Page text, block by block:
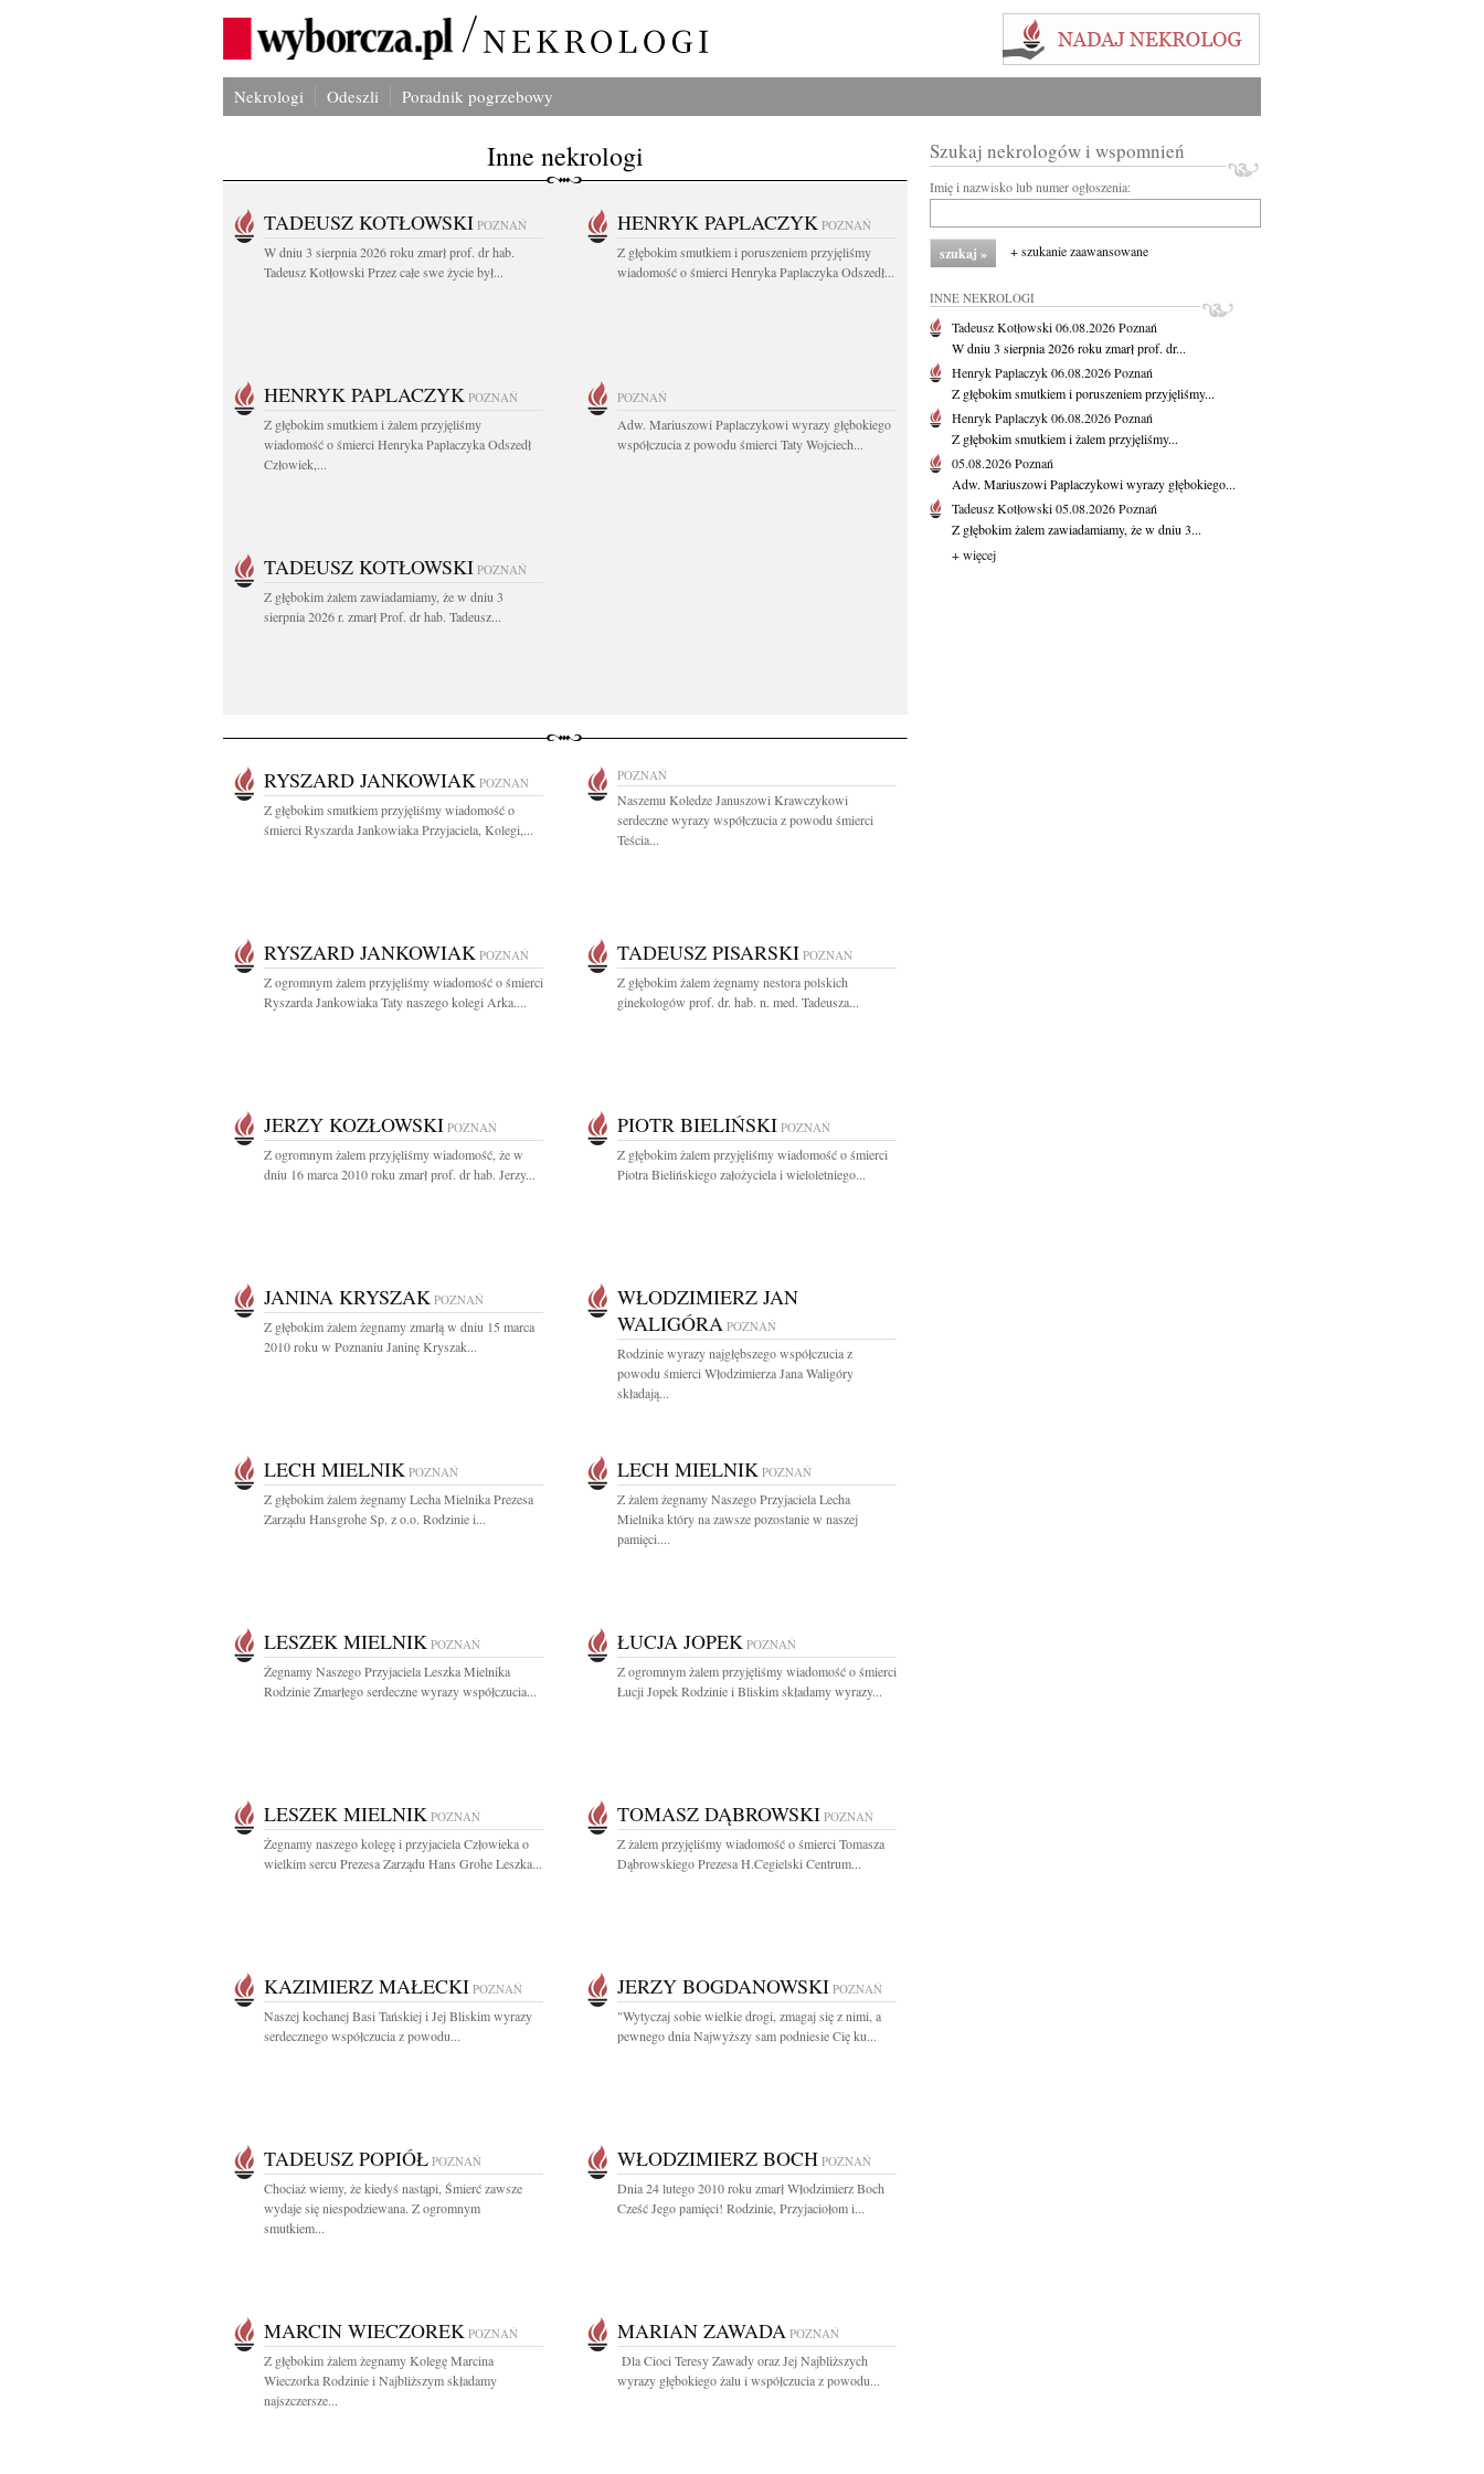
Nekrologi Odeszli Poradnik pogrzebowy
Inne nekrologi
TADEUSZ KOTŁOWSKI POZNAŃ
W dniu 3 sierpnia 2026 roku zmarł prof. dr hab.
Tadeusz Kotłowski Przez całe swe życie był...
HENRYK PAPLACZYK POZNAŃ
Z głębokim smutkiem i poruszeniem przyjęliśmy
wiadomość o śmierci Henryka Paplaczyka Odszedł...
HENRYK PAPLACZYK POZNAŃ
Z głębokim smutkiem i żalem przyjęliśmy
wiadomość o śmierci Henryka Paplaczyka Odszedł
Człowiek,...
POZNAŃ
Adw. Mariuszowi Paplaczykowi wyrazy głębokiego
współczucia z powodu śmierci Taty Wojciech...
TADEUSZ KOTŁOWSKI POZNAŃ
Z głębokim żalem zawiadamiamy, że w dniu 3
sierpnia 2026 r. zmarł Prof. dr hab. Tadeusz...
RYSZARD JANKOWIAK POZNAŃ
Z głębokim smutkiem przyjęliśmy wiadomość o
śmierci Ryszarda Jankowiaka Przyjaciela, Kolegi,...
POZNAŃ
Naszemu Koledze Januszowi Krawczykowi
serdeczne wyrazy współczucia z powodu śmierci
Teścia...
RYSZARD JANKOWIAK POZNAŃ
Z ogromnym żalem przyjęliśmy wiadomość o śmierci
Ryszarda Jankowiaka Taty naszego kolegi Arka....
TADEUSZ PISARSKI POZNAŃ
Z głębokim żalem żegnamy nestora polskich
ginekologów prof. dr. hab. n. med. Tadeusza...
JERZY KOZŁOWSKI POZNAŃ
Z ogromnym żalem przyjęliśmy wiadomość, że w
dniu 16 marca 2010 roku zmarł prof. dr hab. Jerzy...
PIOTR BIELIŃSKI POZNAŃ
Z głębokim żalem przyjęliśmy wiadomość o śmierci
Piotra Bielińskiego założyciela i wieloletniego...
JANINA KRYSZAK POZNAŃ
Z głębokim żalem żegnamy zmarłą w dniu 15 marca
2010 roku w Poznaniu Janinę Kryszak...
WŁODZIMIERZ JAN
WALIGÓRA POZNAŃ
Rodzinie wyrazy najgłębszego współczucia z
powodu śmierci Włodzimierza Jana Waligóry
składają...
LECH MIELNIK POZNAŃ
Z głębokim żalem żegnamy Lecha Mielnika Prezesa
Zarządu Hansgrohe Sp. z o.o. Rodzinie i...
LECH MIELNIK POZNAŃ
Z żalem żegnamy Naszego Przyjaciela Lecha
Mielnika który na zawsze pozostanie w naszej
pamięci....
LESZEK MIELNIK POZNAŃ
Żegnamy Naszego Przyjaciela Leszka Mielnika
Rodzinie Zmarłego serdeczne wyrazy współczucia...
ŁUCJA JOPEK POZNAŃ
Z ogromnym żalem przyjęliśmy wiadomość o śmierci
Łucji Jopek Rodzinie i Bliskim składamy wyrazy...
LESZEK MIELNIK POZNAŃ
Żegnamy naszego kolegę i przyjaciela Człowieka o
wielkim sercu Prezesa Zarządu Hans Grohe Leszka...
TOMASZ DĄBROWSKI POZNAŃ
Z żalem przyjęliśmy wiadomość o śmierci Tomasza
Dąbrowskiego Prezesa H.Cegielski Centrum...
KAZIMIERZ MAŁECKI POZNAŃ
Naszej kochanej Basi Tańskiej i Jej Bliskim wyrazy
serdecznego współczucia z powodu...
JERZY BOGDANOWSKI POZNAŃ
"Wytyczaj sobie wielkie drogi, zmagaj się z nimi, a
pewnego dnia Najwyższy sam podniesie Cię ku...
TADEUSZ POPIÓŁ POZNAŃ
Chociaż wiemy, że kiedyś nastąpi, Śmierć zawsze
wydaje się niespodziewana. Z ogromnym
smutkiem...
WŁODZIMIERZ BOCH POZNAŃ
Dnia 24 lutego 2010 roku zmarł Włodzimierz Boch
Cześć Jego pamięci! Rodzinie, Przyjaciołom i...
MARCIN WIECZOREK POZNAŃ
Z głębokim żalem żegnamy Kolegę Marcina
Wieczorka Rodzinie i Najbliższym składamy
najszczersze...
MARIAN ZAWADA POZNAŃ
Dla Cioci Teresy Zawady oraz Jej Najbliższych
wyrazy głębokiego żalu i współczucia z powodu...
Szukaj nekrologów i wspomnień
Imię i nazwisko lub numer ogłoszenia:
+ szukanie zaawansowane
INNE NEKROLOGI
Tadeusz Kotłowski06.08.2026Poznań
W dniu 3 sierpnia 2026 roku zmarł prof. dr...
Henryk Paplaczyk06.08.2026Poznań
Z głębokim smutkiem i poruszeniem przyjęliśmy...
Henryk Paplaczyk06.08.2026Poznań
Z głębokim smutkiem i żalem przyjęliśmy...
05.08.2026Poznań
Adw. Mariuszowi Paplaczykowi wyrazy głębokiego...
Tadeusz Kotłowski05.08.2026Poznań
Z głębokim żalem zawiadamiamy, że w dniu 3...
+ więcej